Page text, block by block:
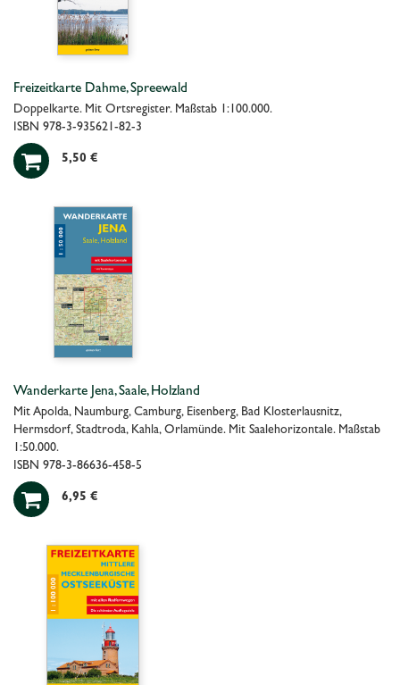
Freizeitkarte Dahme, Spreewald
Doppelkarte. Mit Ortsregister. Maßstab 1:100.000.
ISBN 978-3-935621-82-3
 5,50 €
Wanderkarte Jena, Saale, Holzland
Mit Apolda, Naumburg, Camburg, Eisenberg, Bad Klosterlausnitz,
Hermsdorf, Stadtroda, Kahla, Orlamünde. Mit Saalehorizontale. Maßstab
1:50.000.
ISBN 978-3-86636-458-5
 6,95 €